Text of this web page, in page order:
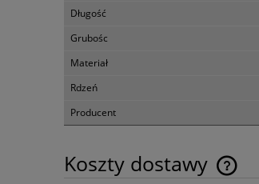
Długość
Grubośc
Materiał
Rdzeń
Producent
Koszty dostawy